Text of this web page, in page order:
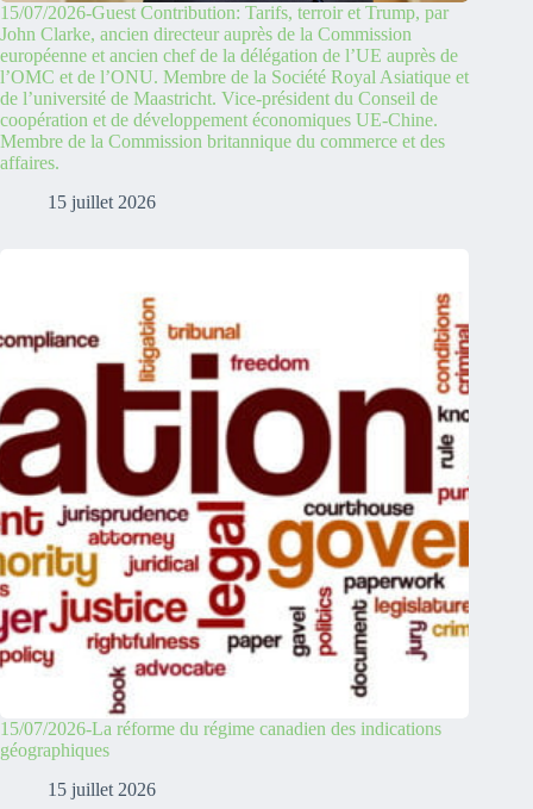
15/07/2026-Guest Contribution: Tarifs, terroir et Trump, par
John Clarke, ancien directeur auprès de la Commission
européenne et ancien chef de la délégation de l’UE auprès de
l’OMC et de l’ONU. Membre de la Société Royal Asiatique et
de l’université de Maastricht. Vice-président du Conseil de
coopération et de développement économiques UE-Chine.
Membre de la Commission britannique du commerce et des
affaires.
15 juillet 2026
15/07/2026-La réforme du régime canadien des indications
géographiques
15 juillet 2026